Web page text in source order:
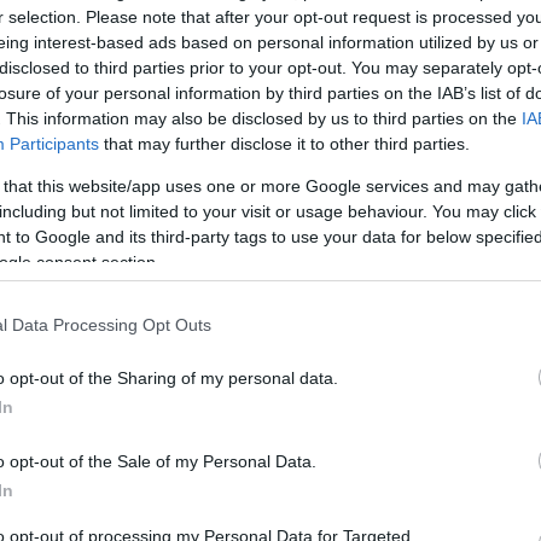
selection. Please note that after your opt-out request is processed
interest-based ads based on personal information utilized by us
to third parties prior to your opt-out. You may separately
of your personal information by third parties on the IAB’s list of
This information may also be disclosed by us to third parties on the
Participants that may further disclose it to other third parties.
that this website/app uses one or more Google services and may
but not limited to your visit or usage behaviour. You may
to Google and its third-party tags to use your data for below
consent section.
Data Processing Opt Outs
opt-out of the Sharing of my personal data.
opt-out of the Sale of my Personal Data.
opt-out of processing my Personal Data for Targeted
út szélén: megszakadt a